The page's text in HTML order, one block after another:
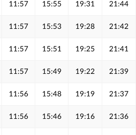
11:57 15:55 19:31 21:44
11:57 15:53 19:28 21:42
11:57 15:51 19:25 21:41
11:57 15:49 19:22 21:39
11:56 15:48 19:19 21:37
11:56 15:46 19:16 21:36